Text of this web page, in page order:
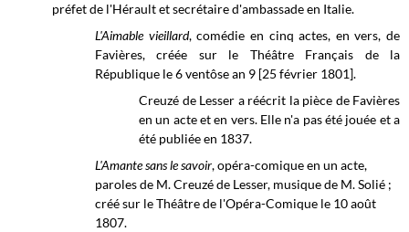
préfet de l'Hérault et secrétaire d'ambassade en Italie.
L'Aimable vieillard, comédie en cinq actes, en vers, de
Favières, créée sur le Théâtre Français de la
République le 6 ventôse an 9 [25 février 1801].
Creuzé de Lesser a réécrit la pièce de Favières
en un acte et en vers. Elle n'a pas été jouée et a
été publiée en 1837.
L'Amante sans le savoir, opéra-comique en un acte,
paroles de M. Creuzé de Lesser, musique de M. Solié ;
créé sur le Théâtre de l'Opéra-Comique le 10 août
1807.